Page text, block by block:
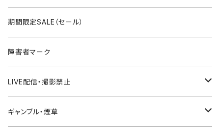
国道600～699号線
国道700～799号線
ROUTE600～699号線
ROUTE700～799号線
ROUTE 600～699号線
ROUTE 100～199号線
宮城県
秋田県
Tシャツ
ステッカー
山形県
福島県
期間限定SALE（セール）
障害者マーク
LIVE配信・撮影禁止
LIVE配信禁止
ギャンブル・煙草